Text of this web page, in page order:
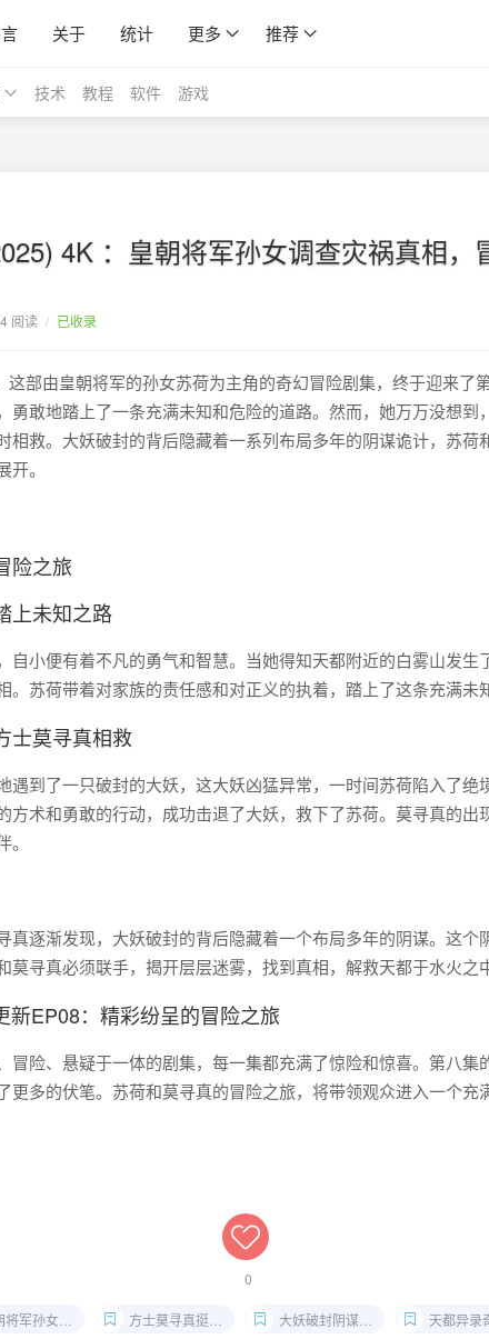
关于 统计 更多 推荐
技术 教程 软件 游戏
4K ：皇朝将军孙女调查灾祸真相，
阅读 / 已收录
这部由皇朝将军的孙女苏荷为主角的奇幻冒险剧集，终于迎来了
勇敢地踏上了一条充满未知和危险的道路。然而，她万万没想到
相救。大妖破封的背后隐藏着一系列布局多年的阴谋诡计，苏荷
。
险之旅
上未知之路
自小便有着不凡的勇气和智慧。当她得知天都附近的白雾山发生
。苏荷带着对家族的责任感和对正义的执着，踏上了这条充满未
士莫寻真相救
遇到了一只破封的大妖，这大妖凶猛异常，一时间苏荷陷入了绝
方术和勇敢的行动，成功击退了大妖，救下了苏荷。莫寻真的出
真逐渐发现，大妖破封的背后隐藏着一个布局多年的阴谋。这个
莫寻真必须联手，揭开层层迷雾，找到真相，解救天都于水火之中
新EP08：精彩纷呈的冒险之旅
冒险、悬疑于一体的剧集，每一集都充满了惊险和惊喜。第八
更多的伏笔。苏荷和莫寻真的冒险之旅，将带领观众进入一个充
0
军孙女调查灾祸 方士莫寻真挺身相救 大妖破封阴谋诡计 天都异录奇